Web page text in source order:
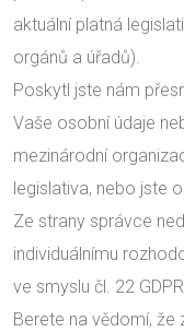
aktuální platná
orgánů a úřadů).
Poskytl jste nám
Vaše osobní údaje
mezinárodní
legislativa, nebo jste
Ze strany správce
individuálnímu
ve smyslu čl. 22
Berete na vědomí, že